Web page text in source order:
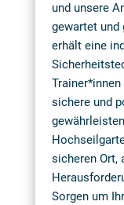
und unsere
gewartet und
erhält eine
sichere und
sicheren Ort,
Sorgen um